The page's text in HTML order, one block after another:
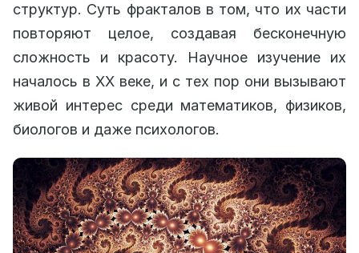
структур. Суть фракталов в том, что их части
повторяют целое, создавая бесконечную
сложность и красоту. Научное изучение их
началось в XX веке, и с тех пор они вызывают
живой интерес среди математиков, физиков,
биологов и даже психологов.